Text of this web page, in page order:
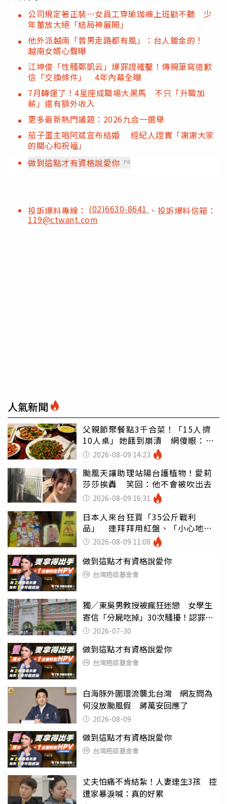
公司規定著正裝…女員工穿瑜珈褲上班勸不聽 少
年董放大絕「結局神展開」
他外派越南「普男走路都有風」：台人鍍金的！
越南女婿心聲曝
江坤俊「性騷鄭凱云」爆罪證確鑿！傳親筆寫道歉
信「交換條件」 4年內幕全曝
7月轉運了！4星座成職場大黑馬 不只「升職加
薪」還有額外收入
更多最新熱門議題：2026九合一選舉
茄子蛋主唱阿斌宣布結婚 經紀人證實「謝謝大家
的關心和祝福」
做到這點才有資格說愛你 PR
投訴爆料專線： (02)6630-8641 、投訴爆料信箱：
119@ctwant.com
人氣新聞
父親節聚餐點3千合菜！「15人擠
10人桌」她餓到崩潰 網傻眼：讓
店家看笑話
2026-08-09 14:23
颱風天讓助理站陽台護植物！愛莉
莎莎挨轟 笑回：他不會被吹出去
2026-08-09 16:31
日本人來台狂買「35公斤戰利
品」 連拜拜用紅盤、「小心地
滑」告示牌也帶回家
2026-08-09 11:08
做到這點才有資格說愛你
台灣癌症基金會
獨／東吳男教授被瘋狂迷戀 女學生
寄信「分屍吃掉」30次騷擾！認罪免
關 2026-07-30
做到這點才有資格說愛你
台灣癌症基金會
白海豚外圍環流襲北台灣 網友問為
何沒放颱風假 蔣萬安回應了
2026-08-09
做到這點才有資格說愛你
台灣癌症基金會
丈夫怕痛不肯結紮！人妻連生3孩 控
遭家暴淚喊：真的好累